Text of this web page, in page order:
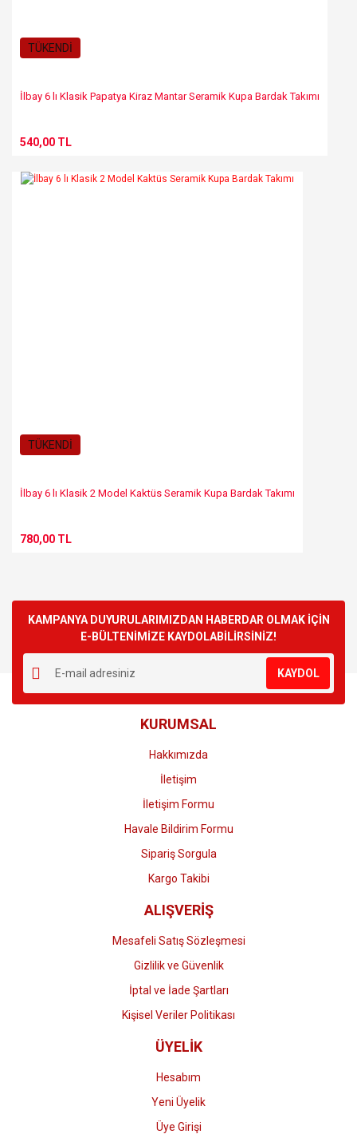
TÜKENDİ
İlbay 6 lı Klasik Papatya Kiraz Mantar Seramik Kupa Bardak Takımı
540,00 TL
TÜKENDİ
İlbay 6 lı Klasik 2 Model Kaktüs Seramik Kupa Bardak Takımı
780,00 TL
KAMPANYA DUYURULARIMIZDAN HABERDAR OLMAK İÇİN
E-BÜLTENİMİZE KAYDOLABİLİRSİNİZ!
KAYDOL
KURUMSAL
Hakkımızda
İletişim
İletişim Formu
Havale Bildirim Formu
Sipariş Sorgula
Kargo Takibi
ALIŞVERİŞ
Mesafeli Satış Sözleşmesi
Gizlilik ve Güvenlik
İptal ve İade Şartları
Kişisel Veriler Politikası
ÜYELİK
Hesabım
Yeni Üyelik
Üye Girişi